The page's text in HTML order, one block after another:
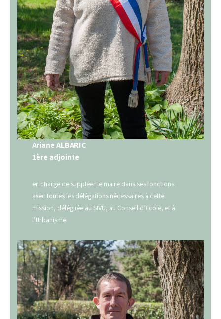
Ariane ALBARIC
1ère adjointe
en charge de suppléer le maire dans ses fonctions
avec toutes les délégations nécessaires à cette
mission, déléguée au SIVU, au Conseil d’Ecole, et à
l’Urbanisme.